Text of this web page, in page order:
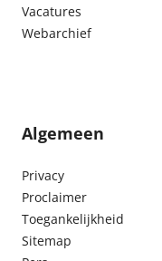
Vacatures
Webarchief
Algemeen
Privacy
Proclaimer
Toegankelijkheid
Sitemap